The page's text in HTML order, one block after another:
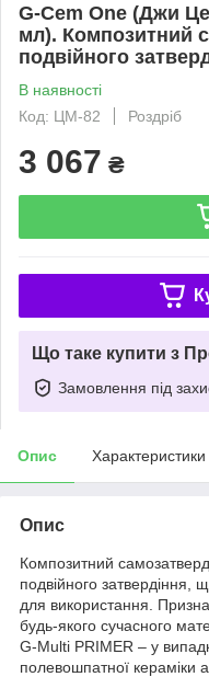
G-Cem One (Джи
мл). Композитний
подвійного
В наявності
Код: ЦМ-82
Роздріб
3 067 ₴
Що таке купити з
Замовлення під
Опис Характеристики
Опис
Композитний
подвійного
для використання.
будь-якого сучасного
G-Multi PRIMER – у
полевошпатної кераміки